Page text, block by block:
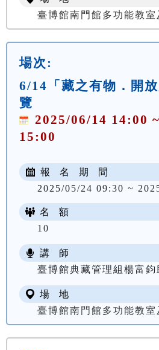
臺博館南門館多功能教室
場次:
6/14「藏之有物．開
覽
2025/06/14 14:00
15:00
報 名 期 間
2025/05/24 09:30 ~
名 額
10
講 師
臺博館典藏管理組楊富鈞
場 地
臺博館南門館多功能教室